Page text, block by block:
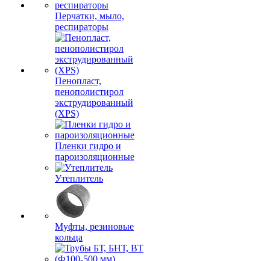
Перчатки, мыло,
респираторы
Пенопласт,
пенополистирол
экструдированный
(XPS)
Пленки гидро и
пароизоляционные
Утеплитель
Муфты, резиновые
кольца